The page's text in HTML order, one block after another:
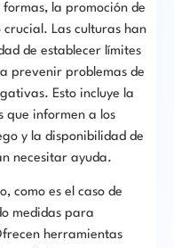
la promoción de
crucial. Las culturas han
de establecer límites
prevenir problemas de
Esto incluye la
que informen a los
y la disponibilidad de
necesitar ayuda.
como es el caso de
medidas para
herramientas